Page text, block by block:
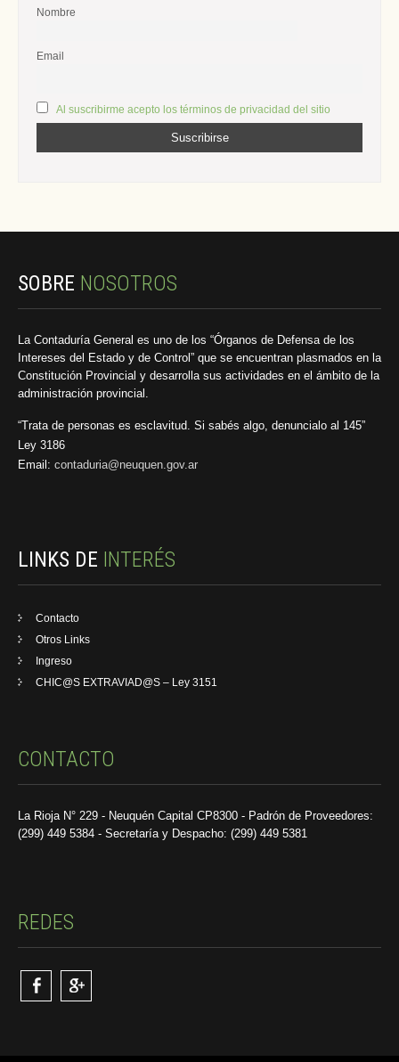
Nombre
Email
Al suscribirme acepto los términos de privacidad del sitio
SOBRE NOSOTROS
La Contaduría General es uno de los “Órganos de Defensa de los
Intereses del Estado y de Control” que se encuentran plasmados en la
Constitución Provincial y desarrolla sus actividades en el ámbito de la
administración provincial.
“Trata de personas es esclavitud. Si sabés algo, denuncialo al 145”
Ley 3186
Email: contaduria@neuquen.gov.ar
LINKS DE INTERÉS
Contacto
Otros Links
Ingreso
CHIC@S EXTRAVIAD@S – Ley 3151
CONTACTO
La Rioja N° 229 - Neuquén Capital CP8300 - Padrón de Proveedores:
(299) 449 5384 - Secretaría y Despacho: (299) 449 5381
REDES